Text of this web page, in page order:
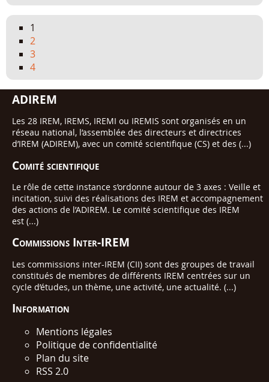
1
2
3
4
ADIREM
Les 28 IREM, IREMS, IREMI ou IREMIS sont organisés en un
réseau national, l’assemblée des directeurs et directrices
d’IREM (ADIREM), avec un comité scientifique (CS) et des (...)
Comité scientifique
Le rôle de cette instance s’ordonne autour de 3 axes : Veille et
incitation, suivi des réalisations des IREM et accompagnement
des actions de l’ADIREM. Le comité scientifique des IREM
est (...)
Commissions Inter-IREM
Les commissions inter-IREM (CII) sont des groupes de travail
constitués de membres de différents IREM centrées sur un
cycle d’études, un thème, une activité, une actualité. (...)
Information
Mentions légales
Politique de confidentialité
Plan du site
RSS 2.0